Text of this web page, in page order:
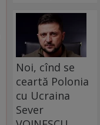
Noi, cînd se
ceartă Polonia
cu Ucraina
Sever